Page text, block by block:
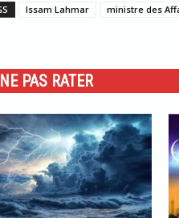
Issam Lahmar ministre des
PAS RATER